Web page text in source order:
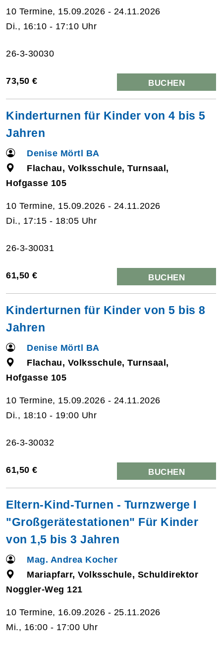
10 Termine, 15.09.2026 - 24.11.2026
Di., 16:10 - 17:10 Uhr
26-3-30030
73,50 € BUCHEN
Kinderturnen für Kinder von 4 bis 5
Jahren
Denise Mörtl BA
Flachau, Volksschule, Turnsaal,
Hofgasse 105
10 Termine, 15.09.2026 - 24.11.2026
Di., 17:15 - 18:05 Uhr
26-3-30031
61,50 € BUCHEN
Kinderturnen für Kinder von 5 bis 8
Jahren
Denise Mörtl BA
Flachau, Volksschule, Turnsaal,
Hofgasse 105
10 Termine, 15.09.2026 - 24.11.2026
Di., 18:10 - 19:00 Uhr
26-3-30032
61,50 € BUCHEN
Eltern-Kind-Turnen - Turnzwerge I
"Großgerätestationen" Für Kinder
von 1,5 bis 3 Jahren
Mag. Andrea Kocher
Mariapfarr, Volksschule, Schuldirektor
Noggler-Weg 121
10 Termine, 16.09.2026 - 25.11.2026
Mi., 16:00 - 17:00 Uhr